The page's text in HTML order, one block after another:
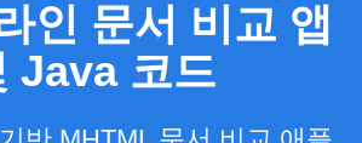
인 문서 비교 앱
Java 코드